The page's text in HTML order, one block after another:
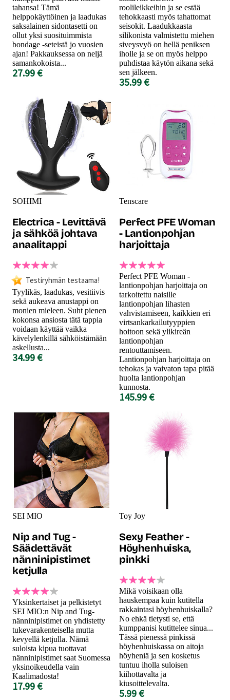
tahansa! Tämä
helppokäyttöinen ja laadukas
saksalainen sidontasetti on
ollut yksi suosituimmista
bondage -seteistä jo vuosien
ajan! Pakkauksessa on neljä
samankokoista...
27.99 €
roolileikkeihin ja se estää
tehokkaasti myös tahattomat
seisokit. Laadukkaasta
silikonista valmistettu miehen
siveysvyö on hellä peniksen
iholle ja se on myös helppo
puhdistaa käytön aikana sekä
sen jälkeen.
35.99 €
SOHIMI
Electrica - Levittävä
ja sähköä johtava
anaalitappi
Testiryhmän testaama!
Tyylikäs, laadukas, vesitiivis
sekä aukeava anustappi on
monien mieleen. Suht pienen
kokonsa ansiosta tätä tappia
voidaan käyttää vaikka
kävelylenkillä sähköistämään
askellusta...
34.99 €
Tenscare
Perfect PFE Woman
- Lantionpohjan
harjoittaja
Perfect PFE Woman -
lantionpohjan harjoittaja on
tarkoitettu naisille
lantionpohjan lihasten
vahvistamiseen, kaikkien eri
virtsankarkailutyyppien
hoitoon sekä ylikireän
lantionpohjan
rentouttamiseen.
Lantionpohjan harjoittaja on
tehokas ja vaivaton tapa pitää
huolta lantionpohjan
kunnosta.
145.99 €
SEI MIO
Nip and Tug -
Säädettävät
nänninipistimet
ketjulla
Yksinkertaiset ja pelkistetyt
SEI MIO:n Nip and Tug-
nänninipistimet on yhdistetty
tukevarakenteisella mutta
kevyellä ketjulla. Nämä
suloista kipua tuottavat
nänninipistimet saat Suomessa
yksinoikeudella vain
Kaalimadosta!
17.99 €
Toy Joy
Sexy Feather -
Höyhenhuiska,
pinkki
Mikä voisikaan olla
hauskempaa kuin kutitella
rakkaintasi höyhenhuiskalla?
No ehkä tietysti se, että
kumppanisi kutittelee sinua...
Tässä pienessä pinkissä
höyhenhuiskassa on aitoja
höyheniä ja sen kosketus
tuntuu iholla suloisen
kiihottavalta ja
kiusoittelevalta.
5.99 €